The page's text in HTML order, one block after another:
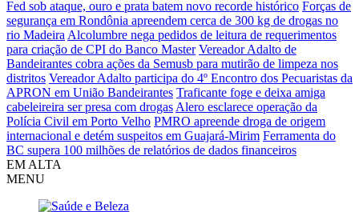
Fed sob ataque, ouro e prata batem novo recorde histórico Forças de
segurança em Rondônia apreendem cerca de 300 kg de drogas no
rio Madeira Alcolumbre nega pedidos de leitura de requerimentos
para criação de CPI do Banco Master Vereador Adalto de
Bandeirantes cobra ações da Semusb para mutirão de limpeza nos
distritos Vereador Adalto participa do 4º Encontro dos Pecuaristas da
APRON em União Bandeirantes Traficante foge e deixa amiga
cabeleireira ser presa com drogas Alero esclarece operação da
Polícia Civil em Porto Velho PMRO apreende droga de origem
internacional e detém suspeitos em Guajará-Mirim Ferramenta do
BC supera 100 milhões de relatórios de dados financeiros
EM ALTA
MENU